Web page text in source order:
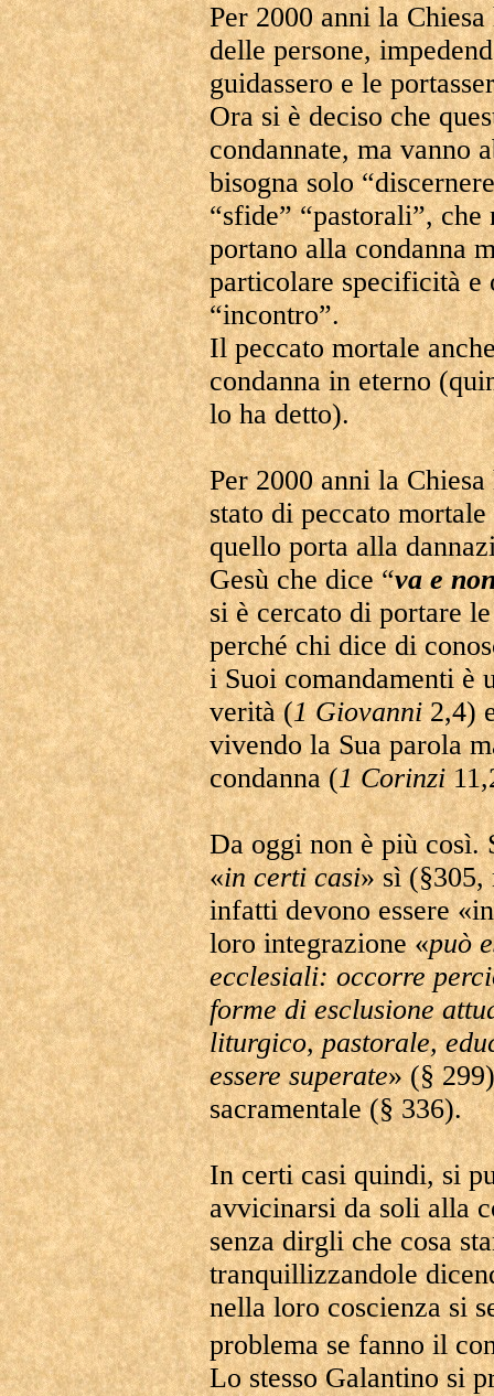
Per 2000 anni la
delle persone,
guidassero e le
Ora si è deciso che
condannate, ma vanno
bisogna solo
“sfide” “pastorali”,
portano alla condanna
particolare specificità e
“incontro”.
Il peccato mortale
condanna in eterno
lo ha detto).
Per 2000 anni la
stato di peccato
quello porta alla
Gesù che dice “va e
si è cercato di portare
perché chi dice di
i Suoi comandamenti è
verità (1 Giovanni2,4)
vivendo la Sua parola
condanna (1 Corinzi
Da oggi non è più così.
«in certi casi» sì
infatti devono essere
loro integrazione «può
ecclesiali: occorre
forme di esclusione
liturgico, pastorale,
essere superate» (§
sacramentale (§ 336).
In certi casi quindi, si
avvicinarsi da soli alla
senza dirgli che cosa
tranquillizzandole
nella loro coscienza si
problema se fanno il
Lo stesso Galantino si